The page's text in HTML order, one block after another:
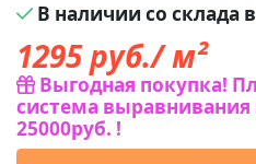
В наличии со склада
1295руб./ м²
Выгодная покупка!
система
25000руб. !